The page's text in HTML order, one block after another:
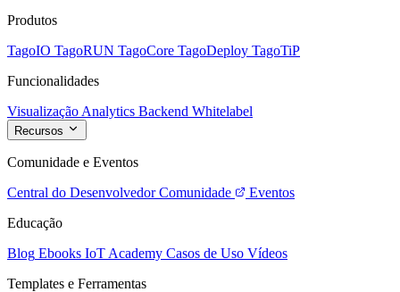
Produtos
TagoIO TagoRUN TagoCore TagoDeploy TagoTiP
Funcionalidades
Visualização Analytics Backend Whitelabel
Recursos
Comunidade e Eventos
Central do Desenvolvedor Comunidade
Eventos
Educação
Blog Ebooks IoT Academy Casos de Uso Vídeos
Templates e Ferramentas